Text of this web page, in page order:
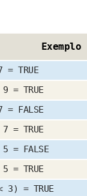
Exemplo
= TRUE
= TRUE
= FALSE
= TRUE
= FALSE
= TRUE
3) = TRUE